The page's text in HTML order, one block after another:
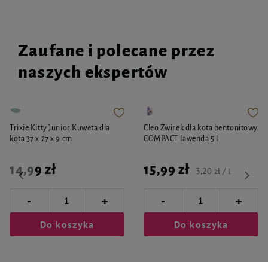
Zaufane i polecane przez
naszych ekspertów
Trixie Kitty Junior Kuweta dla
kota 37 x 27 x 9 cm
14,99 zł
- +
Do koszyka
Cleo Żwirek dla kota bentonitowy
COMPACT lawenda 5 l
15,99 zł 3,20 zł / l
- +
Do koszyka